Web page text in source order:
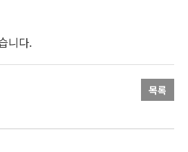
니다.
목록